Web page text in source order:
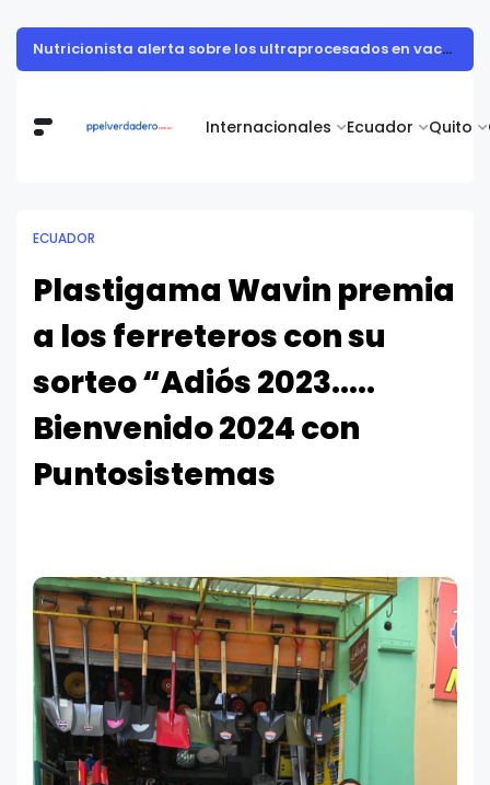
Internacionales Ecuador Quito
Muestra de arte contemporáneo reunió a cuerpo diplomático y artistas nacionales en la Academia Diplomática Galo Plaza
ECUADOR
Plastigama Wavin premia
a los ferreteros con su
sorteo “Adiós 2023.....
Bienvenido 2024 con
Puntosistemas